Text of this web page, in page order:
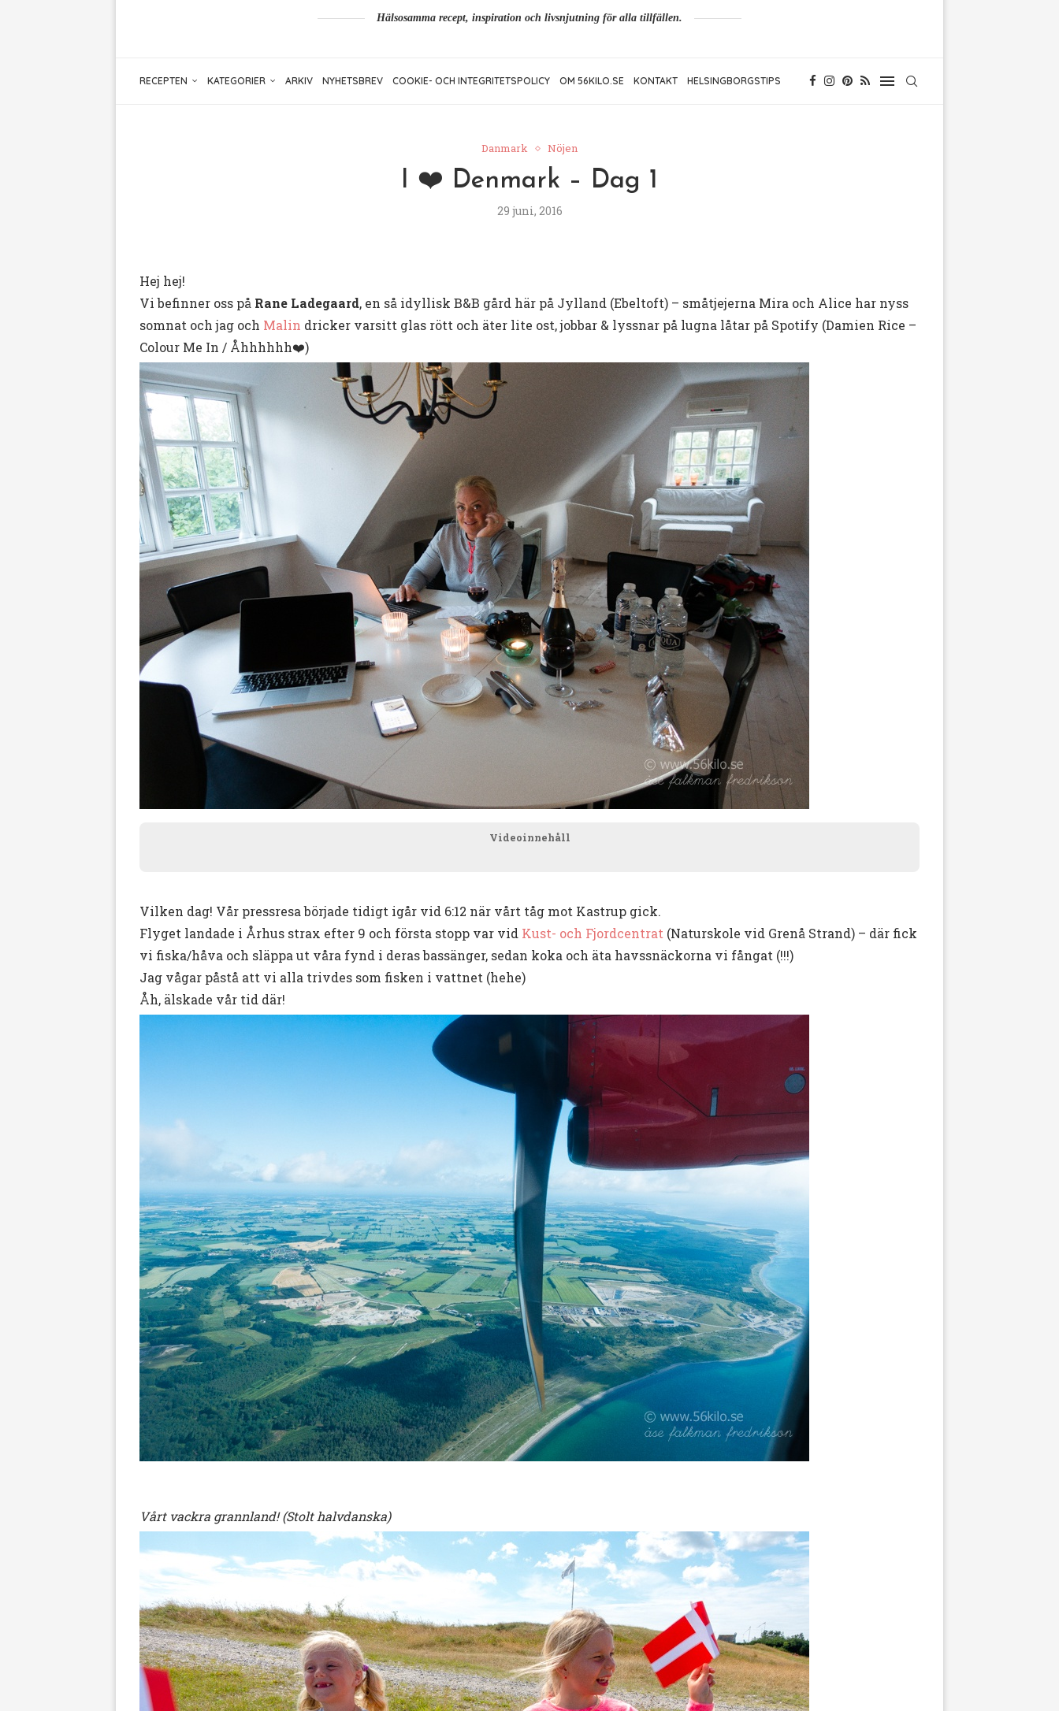
Hälsosamma recept, inspiration och livsnjutning för alla tillfällen.
RECEPTEN KATEGORIER ARKIV NYHETSBREV COOKIE- OCH INTEGRITETSPOLICY OM 56KILO.SE KONTAKT HELSINGBORGSTIPS
Danmark Nöjen
I ❤️ Denmark – Dag 1
29 juni, 2016
Hej hej!
Vi befinner oss på Rane Ladegaard, en så idyllisk B&B gård här på Jylland (Ebeltoft) – småtjejerna Mira och Alice har nyss
somnat och jag och Malin dricker varsitt glas rött och äter lite ost, jobbar & lyssnar på lugna låtar på Spotify (Damien Rice –
Colour Me In / Åhhhhhh❤️)
Videoinnehåll
Vilken dag! Vår pressresa började tidigt igår vid 6:12 när vårt tåg mot Kastrup gick.
Flyget landade i Århus strax efter 9 och första stopp var vid Kust- och Fjordcentrat (Naturskole vid Grenå Strand) – där fick
vi fiska/håva och släppa ut våra fynd i deras bassänger, sedan koka och äta havssnäckorna vi fångat (!!!)
Jag vågar påstå att vi alla trivdes som fisken i vattnet (hehe)
Åh, älskade vår tid där!
Vårt vackra grannland! (Stolt halvdanska)